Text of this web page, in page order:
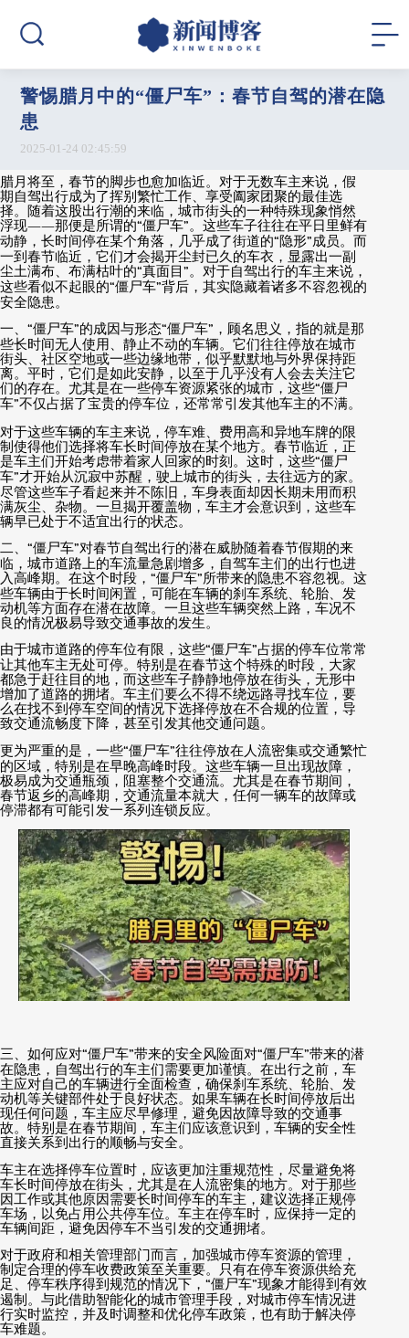
警惕腊月中的“僵尸车”：春节自驾的潜在隐
患
2025-01-24 02:45:59
腊月将至，春节的脚步也愈加临近。对于无数车主来说，假
期自驾出行成为了挥别繁忙工作、享受阖家团聚的最佳选
择。随着这股出行潮的来临，城市街头的一种特殊现象悄然
浮现——那便是所谓的“僵尸车”。这些车子往往在平日里鲜有
动静，长时间停在某个角落，几乎成了街道的“隐形”成员。而
一到春节临近，它们才会揭开尘封已久的车衣，显露出一副
尘土满布、布满枯叶的“真面目 ”。对于自驾出行的车主来说，
这些看似不起眼的“僵尸车”背后，其实隐藏着诸多不容忽视的
安全隐患。
一、 “僵尸车”的成因与形态“僵尸车” ，顾名思义，指的就是那
些长时间无人使用、静止不动的车辆。它们往往停放在城市
街头、社区空地或一些边缘地带，似乎默默地与外界保持距
离。平时，它们是如此安静，以至于几乎没有人会去关注它
们的存在。尤其是在一些停车资源紧张的城市，这些“僵尸
车”不仅占据了宝贵的停车位，还常常引发其他车主的不满。
对于这些车辆的车主来说，停车难、费用高和异地车牌的限
制使得他们选择将车长时间停放在某个地方。春节临近，正
是车主们开始考虑带着家人回家的时刻。这时，这些“僵尸
车”才开始从沉寂中苏醒，驶上城市的街头，去往远方的家。
尽管这些车子看起来并不陈旧，车身表面却因长期未用而积
满灰尘、杂物。一旦揭开覆盖物，车主才会意识到，这些车
辆早已处于不适宜出行的状态。
二、 “僵尸车”对春节自驾出行的潜在威胁随着春节假期的来
临，城市道路上的车流量急剧增多，自驾车主们的出行也进
入高峰期。在这个时段， “僵尸车”所带来的隐患不容忽视。这
些车辆由于长时间闲置，可能在车辆的刹车系统、轮胎、发
动机等方面存在潜在故障。一旦这些车辆突然上路，车况不
良的情况极易导致交通事故的发生。
由于城市道路的停车位有限，这些“僵尸车”占据的停车位常常
让其他车主无处可停。特别是在春节这个特殊的时段，大家
都急于赶往目的地，而这些车子静静地停放在街头，无形中
增加了道路的拥堵。车主们要么不得不绕远路寻找车位，要
么在找不到停车空间的情况下选择停放在不合规的位置，导
致交通流畅度下降，甚至引发其他交通问题。
更为严重的是，一些“僵尸车”往往停放在人流密集或交通繁忙
的区域，特别是在早晚高峰时段。这些车辆一旦出现故障，
极易成为交通瓶颈，阻塞整个交通流。尤其是在春节期间，
春节返乡的高峰期，交通流量本就大，任何一辆车的故障或
停滞都有可能引发一系列连锁反应。
三、如何应对“僵尸车”带来的安全风险面对“僵尸车”带来的潜
在隐患，自驾出行的车主们需要更加谨慎。在出行之前，车
主应对自己的车辆进行全面检查，确保刹车系统、轮胎、发
动机等关键部件处于良好状态。如果车辆在长时间停放后出
现任何问题，车主应尽早修理，避免因故障导致的交通事
故。特别是在春节期间，车主们应该意识到，车辆的安全性
直接关系到出行的顺畅与安全。
车主在选择停车位置时，应该更加注重规范性，尽量避免将
车长时间停放在街头，尤其是在人流密集的地方。对于那些
因工作或其他原因需要长时间停车的车主，建议选择正规停
车场，以免占用公共停车位。车主在停车时，应保持一定的
车辆间距，避免因停车不当引发的交通拥堵。
对于政府和相关管理部门而言，加强城市停车资源的管理，
制定合理的停车收费政策至关重要。只有在停车资源供给充
足、停车秩序得到规范的情况下， “僵尸车”现象才能得到有效
遏制。与此借助智能化的城市管理手段，对城市停车情况进
行实时监控，并及时调整和优化停车政策，也有助于解决停
车难题。